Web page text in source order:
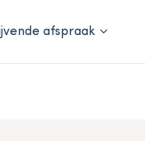
afspraak